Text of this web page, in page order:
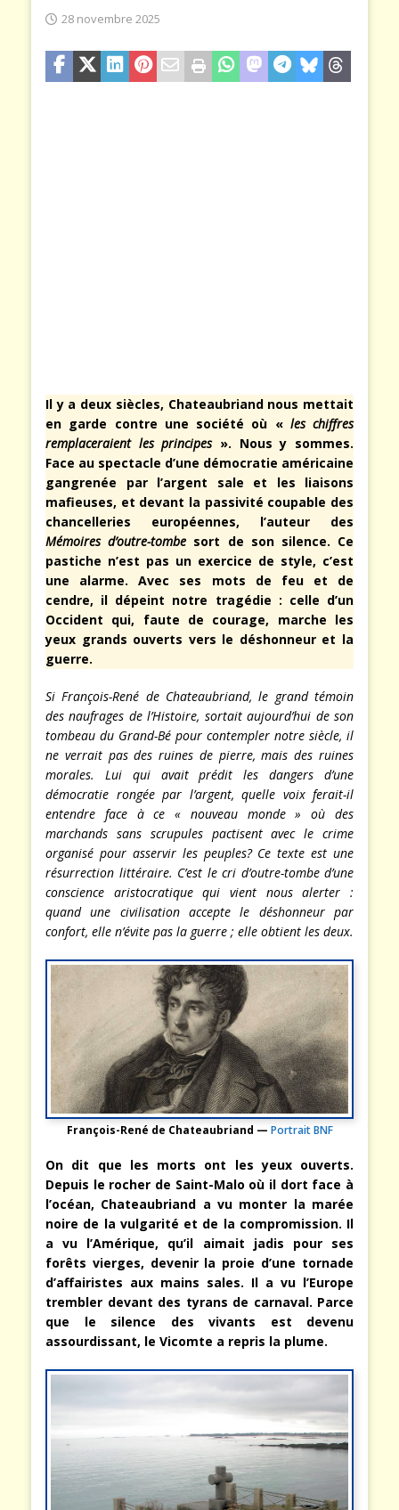
28 novembre 2025
Il y a deux siècles, Chateaubriand nous mettait
en garde contre une société où « les chiffres
remplaceraient les principes». Nous y sommes.
Face au spectacle d’une démocratie américaine
gangrenée par l’argent sale et les liaisons
mafieuses, et devant la passivité coupable des
chancelleries européennes, l’auteur des
Mémoires d’outre-tombe sort de son silence. Ce
pastiche n’est pas un exercice de style, c’est
une alarme. Avec ses mots de feu et de
cendre, il dépeint notre tragédie : celle d’un
Occident qui, faute de courage, marche les
yeux grands ouverts vers le déshonneur et la
guerre.
Si François-René de Chateaubriand, le grand témoin
des naufrages de l’Histoire, sortait aujourd’hui de son
tombeau du Grand-Bé pour contempler notre siècle, il
ne verrait pas des ruines de pierre, mais des ruines
morales. Lui qui avait prédit les dangers d’une
démocratie rongée par l’argent, quelle voix ferait-il
entendre face à ce « nouveau monde » où des
marchands sans scrupules pactisent avec le crime
organisé pour asservir les peuples? Ce texte est une
résurrection littéraire. C’est le cri d’outre-tombe d’une
conscience aristocratique qui vient nous alerter :
quand une civilisation accepte le déshonneur par
confort, elle n’évite pas la guerre ; elle obtient les deux.
François-René de Chateaubriand — Portrait BNF
On dit que les morts ont les yeux ouverts.
Depuis le rocher de Saint-Malo où il dort face à
l’océan, Chateaubriand a vu monter la marée
noire de la vulgarité et de la compromission. Il
a vu l’Amérique, qu’il aimait jadis pour ses
forêts vierges, devenir la proie d’une tornade
d’affairistes aux mains sales. Il a vu l’Europe
trembler devant des tyrans de carnaval. Parce
que le silence des vivants est devenu
assourdissant, le Vicomte a repris la plume.